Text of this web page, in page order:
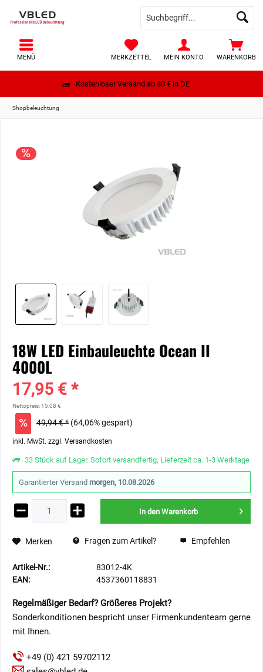
Kostenloser Versand ab 80 € in DE
WARENKORB
MERKZETTEL MEIN KONTO
MENÜ
Shopbeleuchtung
18W LED Einbauleuchte Ocean II
4000L
17,95 € *
Nettopreis: 15,08 €
49,94 € * (64,06% gespart)
inkl. MwSt. zzgl. Versandkosten
33 Stück auf Lager. Sofort versandfertig, Lieferzeit ca. 1-3 Werktage
Garantierter Versand morgen, 10.08.2026
In den Warenkorb
Merken Fragen zum Artikel? Empfehlen
Artikel-Nr.:
83012-4K
EAN:
4537360118831
Regelmäßiger Bedarf? Größeres Projekt?
Sonderkonditionen bespricht unser Firmenkundenteam gerne
mit Ihnen.
+49 (0) 421 59702112